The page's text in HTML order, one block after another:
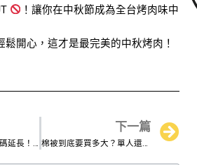
！讓你在中秋節成為全台烤肉味中
開心，這才是最完美的中秋烤肉！
限會員用戶
下一篇